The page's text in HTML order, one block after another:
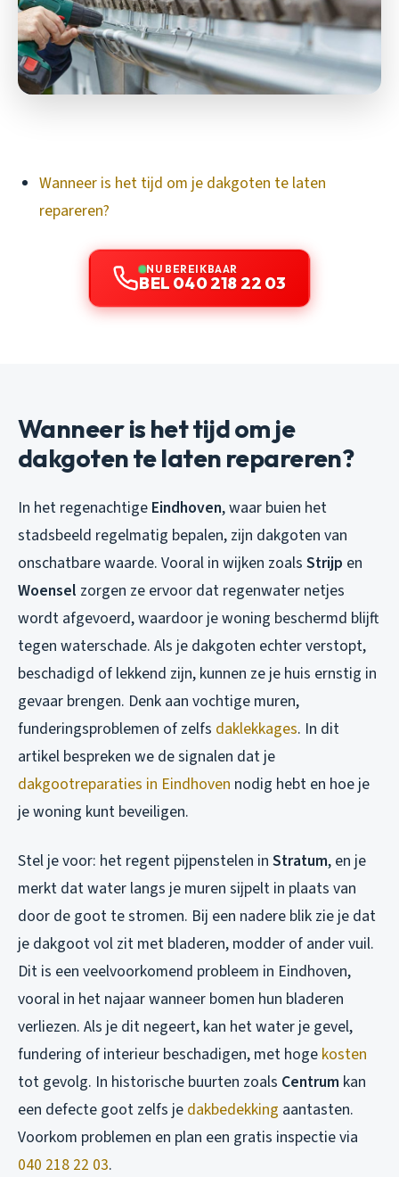
Wanneer is het tijd om je dakgoten te laten
repareren?
NU BEREIKBAAR
BEL 040 218 22 03
Wanneer is het tijd om je
dakgoten te laten repareren?
In het regenachtige Eindhoven, waar buien het
stadsbeeld regelmatig bepalen, zijn dakgoten van
onschatbare waarde. Vooral in wijken zoals Strijp en
Woensel zorgen ze ervoor dat regenwater netjes
wordt afgevoerd, waardoor je woning beschermd blijft
tegen waterschade. Als je dakgoten echter verstopt,
beschadigd of lekkend zijn, kunnen ze je huis ernstig in
gevaar brengen. Denk aan vochtige muren,
funderingsproblemen of zelfs daklekkages. In dit
artikel bespreken we de signalen dat je
dakgootreparaties in Eindhoven nodig hebt en hoe je
je woning kunt beveiligen.
Stel je voor: het regent pijpenstelen in Stratum, en je
merkt dat water langs je muren sijpelt in plaats van
door de goot te stromen. Bij een nadere blik zie je dat
je dakgoot vol zit met bladeren, modder of ander vuil.
Dit is een veelvoorkomend probleem in Eindhoven,
vooral in het najaar wanneer bomen hun bladeren
verliezen. Als je dit negeert, kan het water je gevel,
fundering of interieur beschadigen, met hoge kosten
tot gevolg. In historische buurten zoals Centrum kan
een defecte goot zelfs je dakbedekking aantasten.
Voorkom problemen en plan een gratis inspectie via
040 218 22 03.